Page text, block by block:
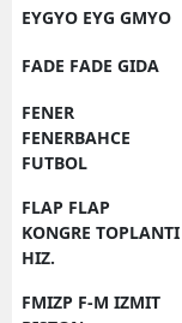
EYGYO EYG GMYO
FADE FADE GIDA
FENER
FENERBAHCE
FUTBOL
FLAP FLAP
KONGRE TOPLANTI
HIZ.
FMIZP F-M IZMIT